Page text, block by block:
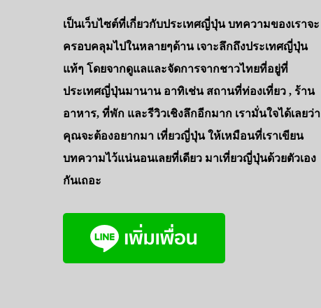
เป็นเว็บไซต์ที่เกี่ยวกับประเทศญี่ปุ่น บทความของเราจะ
ครอบคลุมไปในหลายๆด้าน เจาะลึกถึงประเทศญี่ปุ่น
แท้ๆ โดยจากดูแลและจัดการจากชาวไทยที่อยู่ที่
ประเทศญี่ปุ่นมานาน อาทิเช่น สถานที่ท่องเที่ยว , ร้าน
อาหาร, ที่พัก และรีวิวเชิงลึกอีกมาก เรามั่นใจได้เลยว่า
คุณจะต้องอยากมา เที่ยวญี่ปุ่น ให้เหมือนที่เราเขียน
บทความไว้แน่นอนเลยที่เดียว มาเที่ยวญี่ปุ่นด้วยตัวเอง
กันเถอะ